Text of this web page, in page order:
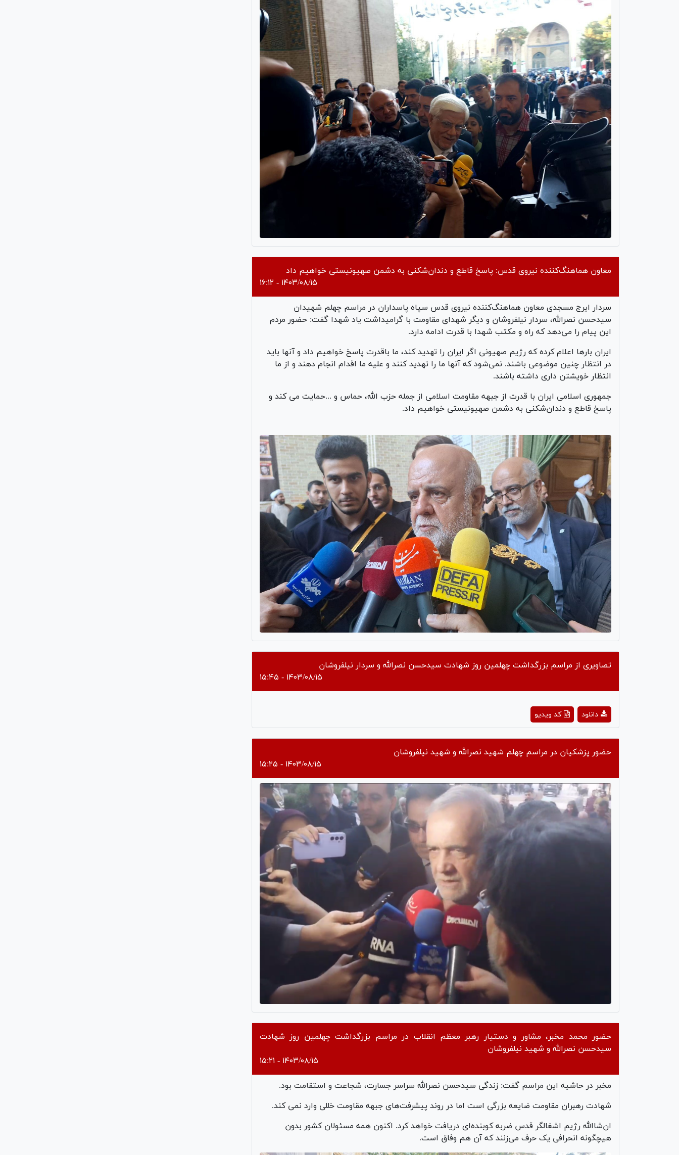
معاون هماهنگ‌کننده نیروی قدس: پاسخ قاطع و دندان‌شکنی به دشمن صهیونیستی خواهیم داد
۱۴۰۳/۰۸/۱۵ - ۱۶:۱۲
سردار ایرج مسجدی معاون هماهنگ‌کننده نیروی قدس سپاه پاسداران در مراسم چهلم شهیدان
سیدحسن نصرالله، سردار نیلفروشان و دیگر شهدای مقاومت با گرامیداشت یاد شهدا گفت: حضور مردم
این پیام را می‌دهد که راه و‌ مکتب شهدا با قدرت ادامه دارد.
ایران بارها اعلام کرده که رژیم صهیونی اگر ایران را تهدید کند، ما باقدرت پاسخ خواهیم داد و آنها باید
در انتظار چنین موضوعی باشند. نمی‌شود که آنها ما را تهدید کنند و علیه ما اقدام انجام دهند و از ما
انتظار خویشتن داری داشته باشند.
جمهوری اسلامی ایران با قدرت از جبهه مقاومت اسلامی از جمله حزب الله، حماس و ...حمایت می کند و
پاسخ قاطع و دندان‌شکنی به دشمن صهیونیستی خواهیم داد.
تصاویری از مراسم بزرگداشت چهلمین روز شهادت سیدحسن نصرالله و سردار نیلفروشان
۱۴۰۳/۰۸/۱۵ - ۱۵:۴۵
Video
کد ویدیو دانلود
حضور پزشکیان در مراسم چهلم شهید نصرالله و شهید نیلفروشان
۱۴۰۳/۰۸/۱۵ - ۱۵:۲۵
حضور محمد مخبر، مشاور و دستیار رهبر معظم انقلاب در مراسم بزرگداشت چهلمين روز شهادت
سیدحسن نصرالله و شهید نیلفروشان
۱۴۰۳/۰۸/۱۵ - ۱۵:۲۱
مخبر در حاشیه این مراسم گفت: زندگی سیدحسن نصرالله سراسر جسارت، شجاعت و استقامت بود.
شهادت رهبران مقاومت ضایعه بزرگی است اما در روند پیشرفت‌های جبهه مقاومت خللی وارد نمی کند.
ان‌شاالله رژیم اشغالگر قدس ضربه کوبنده‌ای دریافت خواهد کرد. اکنون همه مسئولان کشور بدون
هیچگونه انحرافی یک حرف می‌زنند که آن هم‌ وفاق است.